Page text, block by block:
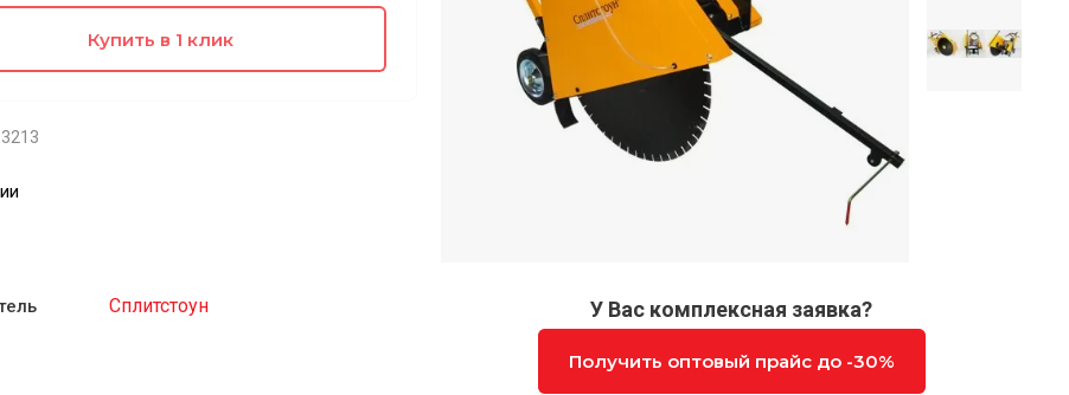
Купить в 1 клик
Сплитстоун У Вас комплексная заявка?
Получить оптовый прайс до -30%